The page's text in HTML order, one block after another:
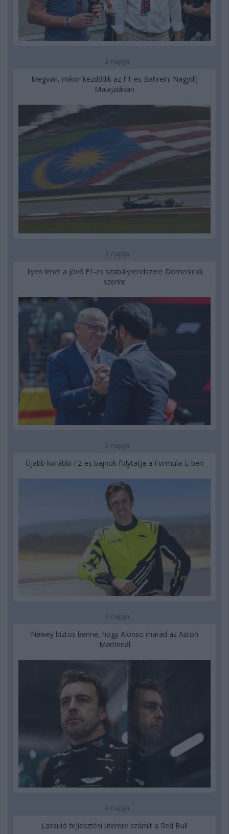
2 napja
Megvan, mikor kezdődik az F1-es Bahreini Nagydíj
Malajziában
3 napja
Ilyen lehet a jövő F1-es szabályrendszere Domenicali
szerint
3 napja
Újabb korábbi F2-es bajnok folytatja a Formula-E-ben
3 napja
Newey biztos benne, hogy Alonso marad az Aston
Martinnál
4 napja
Lassuló fejlesztési ütemre számít a Red Bull